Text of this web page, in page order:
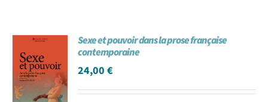
Sexe et pouvoir dans la prose française
contemporaine
24,00€